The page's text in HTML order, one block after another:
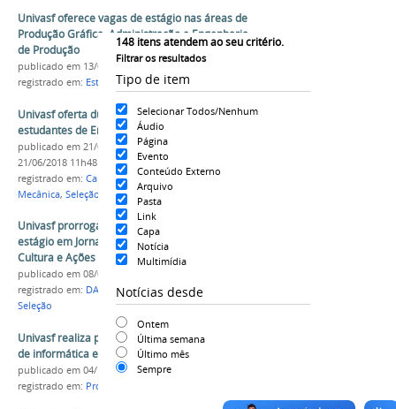
148 itens atendem ao seu critério.
Filtrar os resultados
Tipo de item
Selecionar Todos/Nenhum
Áudio
Página
Evento
Conteúdo Externo
Arquivo
Pasta
Link
Capa
Notícia
Multimídia
Notícias desde
Ontem
Última semana
Último mês
Sempre
Univasf oferece vagas de estágio nas áreas de
Produção Gráfica, Administração e Engenharia
de Produção
publicado em 13/06/2018
registrado em: Estágio , PROPLADI,Seleção
Univasf oferta duas vagas de estágio para
estudantes de Engenharia Mecânica
publicado em 21/06/2018 —última modificação
21/06/2018 11h48
registrado em: Campus Juazeiro,Engenharia
Mecânica, Seleção Estágio
Univasf prorroga inscrições para seleção de
estágio em Jornalismo na Diretoria de Arte,
Cultura e Ações Comunitárias
publicado em 08/01/2020
registrado em: DACC PROEX,Estágio,Jornalismo
Seleção
Univasf realiza processo de estágio para áreas
de informática e web design
publicado em 04/11/2019
registrado em: Proex